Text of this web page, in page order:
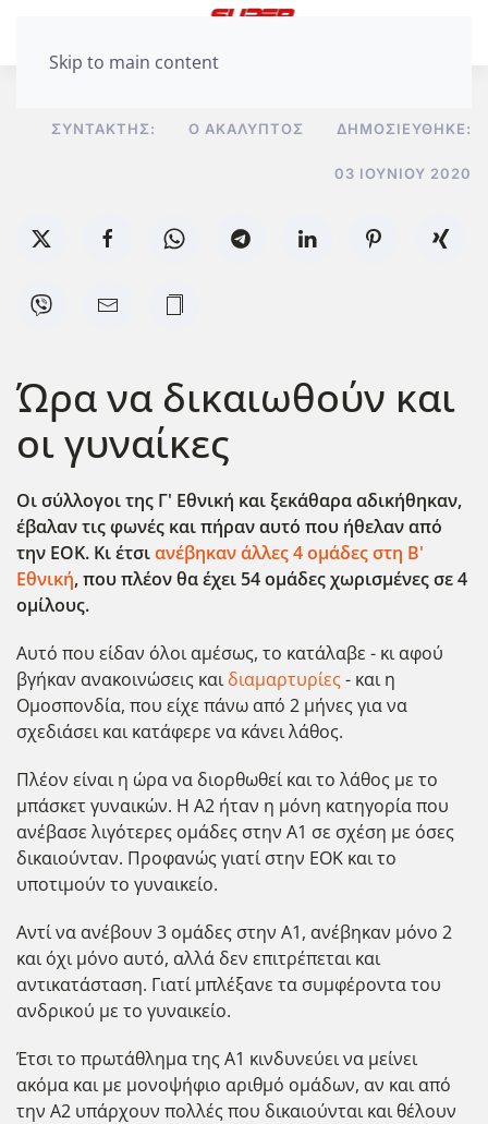
Skip to main content
ΣΥΝΤΆΚΤΗΣ: Ο ΑΚΆΛΥΠΤΟΣ ΔΗΜΟΣΙΕΎΘΗΚΕ:
03 ΙΟΥΝΊΟΥ 2020
Ώρα να δικαιωθούν και
οι γυναίκες
Οι σύλλογοι της Γ' Εθνική και ξεκάθαρα αδικήθηκαν,
έβαλαν τις φωνές και πήραν αυτό που ήθελαν από
την ΕΟΚ. Κι έτσιανέβηκαν άλλες 4 ομάδες στη Β'
Εθνική, που πλέον θα έχει 54 ομάδες χωρισμένες σε 4
ομίλους.
Αυτό που είδαν όλοι αμέσως, το κατάλαβε - κι αφού
βγήκαν ανακοινώσεις καιδιαμαρτυρίες- και η
Ομοσπονδία, που είχε πάνω από 2 μήνες για να
σχεδιάσει και κατάφερε να κάνει λάθος.
Πλέον είναι η ώρα να διορθωθεί και το λάθος με το
μπάσκετ γυναικών. Η Α2 ήταν η μόνη κατηγορία που
ανέβασε λιγότερες ομάδες στην Α1 σε σχέση με όσες
δικαιούνταν. Προφανώς γιατί στην ΕΟΚ και το
υποτιμούν το γυναικείο.
Αντί να ανέβουν 3 ομάδες στην Α1, ανέβηκαν μόνο 2
και όχι μόνο αυτό, αλλά δεν επιτρέπεται και
αντικατάσταση. Γιατί μπλέξανε τα συμφέροντα του
ανδρικού με το γυναικείο.
Έτσι το πρωτάθλημα της Α1 κινδυνεύει να μείνει
ακόμα και με μονοψήφιο αριθμό ομάδων, αν και από
την Α2 υπάρχουν πολλές που δικαιούνται και θέλουν